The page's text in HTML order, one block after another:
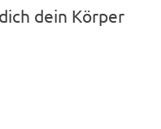
dein Körper